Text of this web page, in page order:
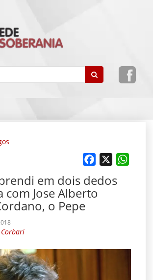
Facebook
em dois dedos
com Jose Alberto
o Pepe